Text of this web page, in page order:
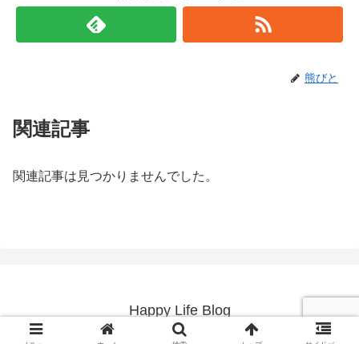
熊びと
関連記事
関連記事は見つかりませんでした。
Happy Life Blog
© 2019 Happy Life Blog.